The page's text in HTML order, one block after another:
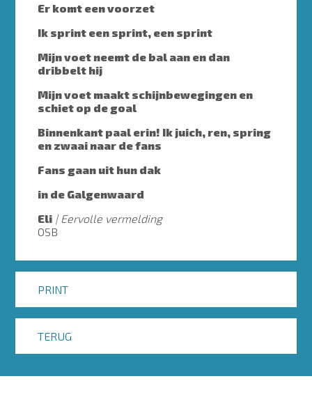
Er komt een voorzet
Ik sprint een sprint, een sprint
Mijn voet neemt de bal aan en dan
dribbelt hij
Mijn voet maakt schijnbewegingen en
schiet op de goal
Binnenkant paal erin! Ik juich, ren, spring
en zwaai naar de fans
Fans gaan uit hun dak
in de Galgenwaard
Eli
Eervolle vermelding
OSB
PRINT
TERUG